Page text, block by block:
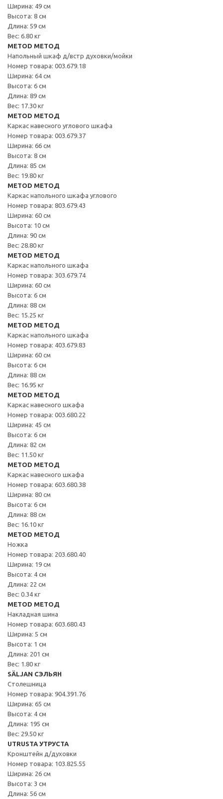
Ширина: 49 см
Высота: 8 см
Длина: 59 см
Вес: 6.80 кг
METOD МЕТОД
Напольный шкаф д/встр духовки/мойки
Номер товара: 003.679.18
Ширина: 64 см
Высота: 6 см
Длина: 89 см
Вес: 17.30 кг
METOD МЕТОД
Каркас навесного углового шкафа
Номер товара: 003.679.37
Ширина: 66 см
Высота: 8 см
Длина: 85 см
Вес: 19.80 кг
METOD МЕТОД
Каркас напольного шкафа углового
Номер товара: 803.679.43
Ширина: 60 см
Высота: 10 см
Длина: 90 см
Вес: 28.80 кг
METOD МЕТОД
Каркас напольного шкафа
Номер товара: 303.679.74
Ширина: 60 см
Высота: 6 см
Длина: 88 см
Вес: 15.25 кг
METOD МЕТОД
Каркас напольного шкафа
Номер товара: 403.679.83
Ширина: 60 см
Высота: 6 см
Длина: 88 см
Вес: 16.95 кг
METOD МЕТОД
Каркас навесного шкафа
Номер товара: 003.680.22
Ширина: 45 см
Высота: 6 см
Длина: 82 см
Вес: 11.50 кг
METOD МЕТОД
Каркас навесного шкафа
Номер товара: 603.680.38
Ширина: 80 см
Высота: 6 см
Длина: 88 см
Вес: 16.10 кг
METOD МЕТОД
Ножка
Номер товара: 203.680.40
Ширина: 19 см
Высота: 4 см
Длина: 22 см
Вес: 0.34 кг
METOD МЕТОД
Накладная шина
Номер товара: 603.680.43
Ширина: 5 см
Высота: 1 см
Длина: 201 см
Вес: 1.80 кг
SÄLJAN СЭЛЬЯН
Столешница
Номер товара: 904.391.76
Ширина: 65 см
Высота: 4 см
Длина: 195 см
Вес: 29.50 кг
UTRUSTA УТРУСТА
Кронштейн д/духовки
Номер товара: 103.825.55
Ширина: 26 см
Высота: 3 см
Длина: 56 см